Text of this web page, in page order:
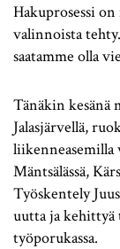
Hakuprosessi
valinnoista
saatamme olla
Tänäkin kesänä
Jalasjärvellä,
liikenneasemilla
Mäntsälässä,
Työskentely
uutta ja kehittyä
työporukassa.